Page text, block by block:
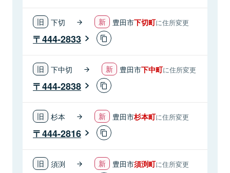
下切 豊田市下切町に住所変更
444-2833
下中切 豊田市下中町に住所変更
444-2838
杉本 豊田市杉本町に住所変更
444-2816
須渕 豊田市須渕町に住所変更